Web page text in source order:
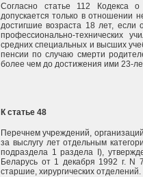
Согласно статье 112 Кодекса
допускается только в отношении
достигшие возраста 18 лет,
профессионально-технических
средних специальных и высших
пенсии по случаю смерти
более чем до достижения ими 23-
К статье 48
Перечнем учреждений,
за выслугу лет отдельным
подраздела 1 раздела I),
Беларусь от 1 декабря 1992 г. N
старшие, хирургических отделений.